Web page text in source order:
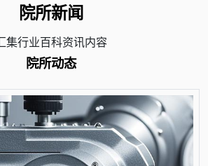
院所新闻
集行业百科资讯内容
院所动态